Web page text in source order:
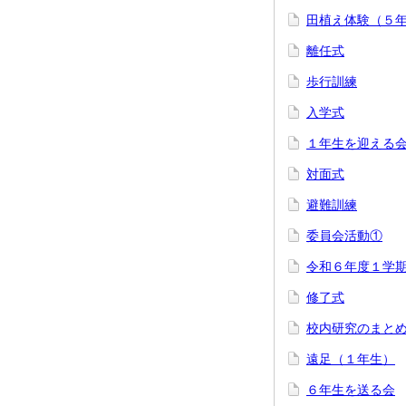
田植え体験（５年
離任式
歩行訓練
入学式
１年生を迎える
対面式
避難訓練
委員会活動①
令和６年度１学
修了式
校内研究のまとめ
遠足（１年生）
６年生を送る会